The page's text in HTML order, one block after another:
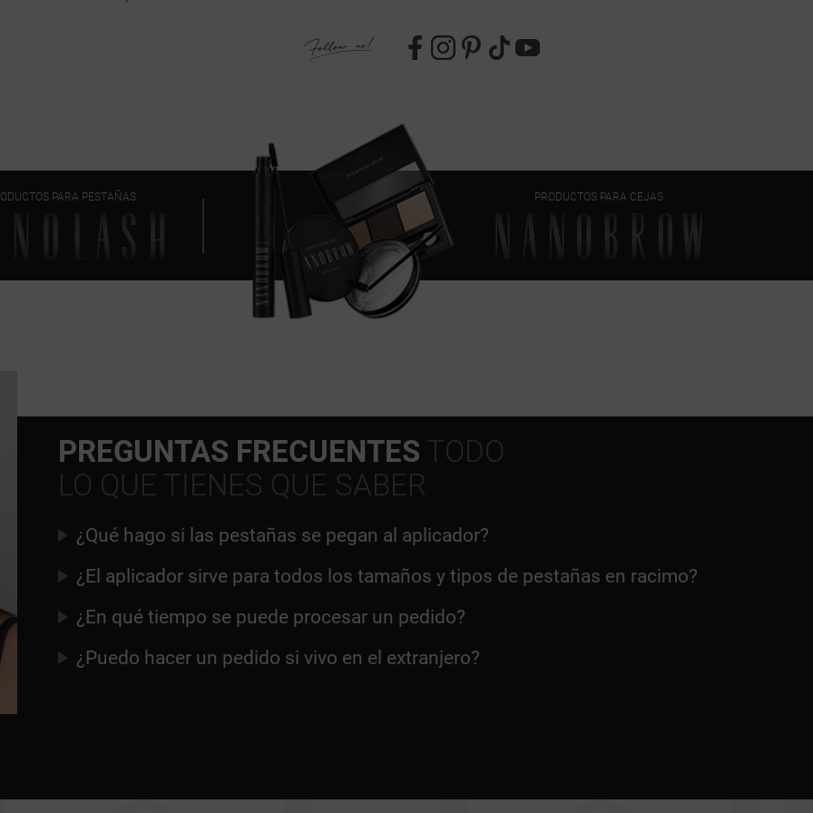
PARA PESTAÑAS PRODUCTOS PARA CEJAS
PREGUNTAS FRECUENTES TODO
LO QUE TIENES QUE SABER
¿Qué hago si las pestañas se pegan al aplicador?
¿El aplicador sirve para todos los tamaños y tipos de pestañas en racimo?
¿En qué tiempo se puede procesar un pedido?
¿Puedo hacer un pedido si vivo en el extranjero?